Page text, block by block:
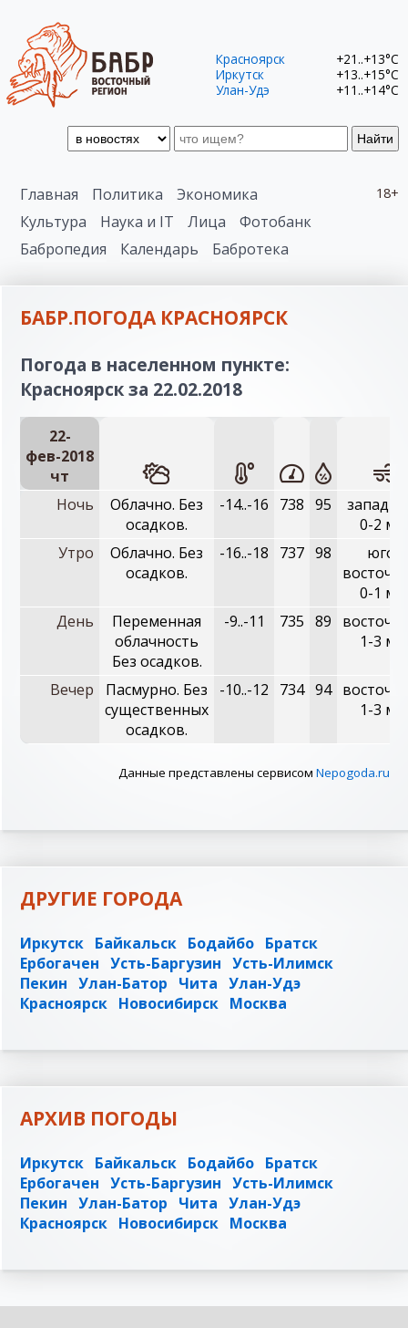
Найти
Красноярск
+21..+13°C
Иркутск
+13..+15°C
Улан-Удэ
+11..+14°C
18+
Главная Политика
Экономика
Культура
Наука и IT Лица
Фотобанк
Бабропедия
Календарь Бабротека
БАБР.ПОГОДА КРАСНОЯРСК
Погода в населенном пункте:
Красноярск за 22.02.2018
22-
фев-2018
чт
Ночь
Облачно. Без
осадков.
-14..-16 738 95
0-2 м/с
Утро
Облачно. Без
осадков.
-16..-18 737 98
юго-
0-1 м/с
День
Переменная
облачность
Без осадков.
-9..-11 735 89
1-3 м/с
Вечер
Пасмурно. Без
существенных
осадков.
-10..-12 734 94
1-3 м/с
Данные представлены сервисом Nepogoda.ru
ДРУГИЕ ГОРОДА
Иркутск Байкальск Бодайбо Братск
Ербогачен Усть-Баргузин Усть-Илимск
Пекин Улан-Батор Чита Улан-Удэ
Красноярск Новосибирск Москва
АРХИВ ПОГОДЫ
Иркутск Байкальск Бодайбо Братск
Ербогачен Усть-Баргузин Усть-Илимск
Пекин Улан-Батор Чита Улан-Удэ
Красноярск Новосибирск Москва